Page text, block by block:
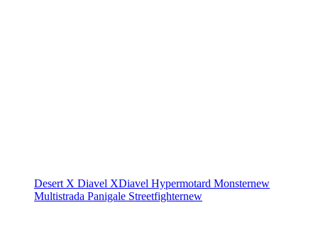
Desert X Diavel XDiavel Hypermotard Monsternew
Multistrada Panigale Streetfighternew